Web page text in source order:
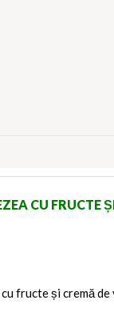
CU FRUCTE
fructe și cremă